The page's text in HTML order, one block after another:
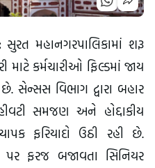
સુરત મહાનગરપાલિકામાં શરૂ
માટે કર્મચારીઓ ફિલ્ડમાં જાય
સેન્સસ વિભાગ દ્વારા બહાર
સમજણ અને હોદ્દાકીય
ફરિયાદો ઉઠી રહી છે.
પર ફરજ બજાવતા સિનિયર